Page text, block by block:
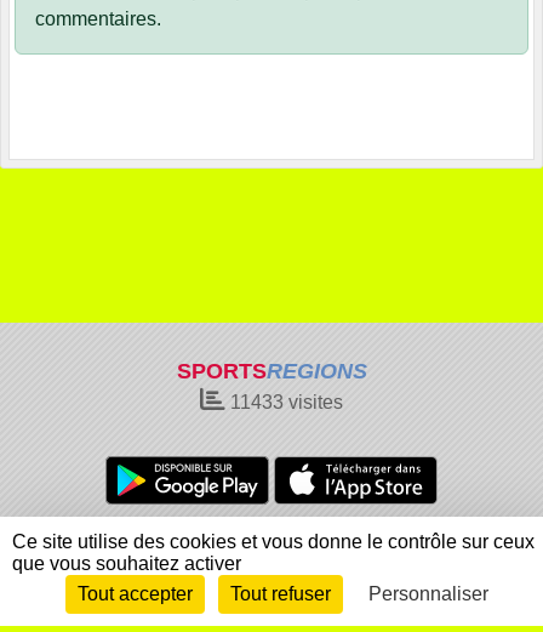
commentaires.
SPORTSREGIONS
11433 visites
Charte cookies
Gestion des cookies
Informations légales
Signaler un contenu inapproprié
Envie de participer ?
Connexion
Ce site utilise des cookies et vous donne le contrôle sur ceux
que vous souhaitez activer
Tout accepter
Tout refuser Personnaliser